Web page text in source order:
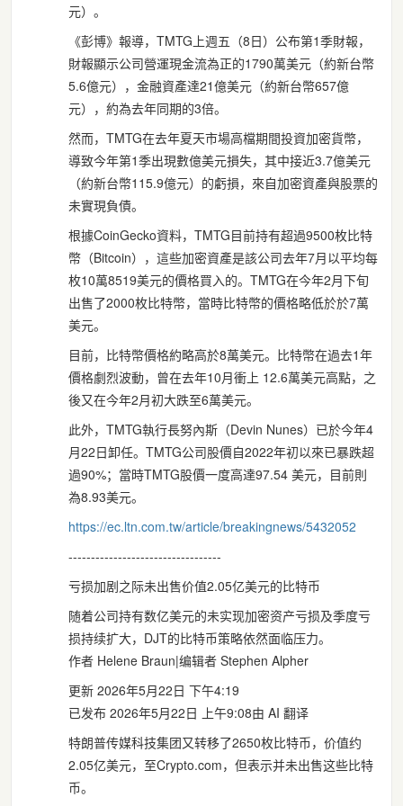
元）。
《彭博》報導，TMTG上週五（8日）公布第1季財報，
財報顯示公司營運現金流為正的1790萬美元（約新台幣
5.6億元），金融資產達21億美元（約新台幣657億
元），約為去年同期的3倍。
然而，TMTG在去年夏天市場高檔期間投資加密貨幣，
導致今年第1季出現數億美元損失，其中接近3.7億美元
（約新台幣115.9億元）的虧損，來自加密資產與股票的
未實現負債。
根據CoinGecko資料，TMTG目前持有超過9500枚比特
幣（Bitcoin），這些加密資產是該公司去年7月以平均每
枚10萬8519美元的價格買入的。TMTG在今年2月下旬
出售了2000枚比特幣，當時比特幣的價格略低於於7萬
美元。
目前，比特幣價格約略高於8萬美元。比特幣在過去1年
價格劇烈波動，曾在去年10月衝上 12.6萬美元高點，之
後又在今年2月初大跌至6萬美元。
此外，TMTG執行長努內斯（Devin Nunes）已於今年4
月22日卸任。TMTG公司股價自2022年初以來已暴跌超
過90%；當時TMTG股價一度高達97.54 美元，目前則
為8.93美元。
https://ec.ltn.com.tw/article/breakingnews/5432052
----------------------------------
亏损加剧之际未出售价值2.05亿美元的比特币
随着公司持有数亿美元的未实现加密资产亏损及季度亏
损持续扩大，DJT的比特币策略依然面临压力。
作者 Helene Braun|编辑者 Stephen Alpher
更新 2026年5月22日 下午4:19
已发布 2026年5月22日 上午9:08由 AI 翻译
特朗普传媒科技集团又转移了2650枚比特币，价值约
2.05亿美元，至Crypto.com，但表示并未出售这些比特
币。